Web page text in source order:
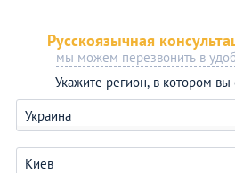
Русскоязычная
мы можем перезвонить в
Укажите регион, в котором вы
Украина
Киев